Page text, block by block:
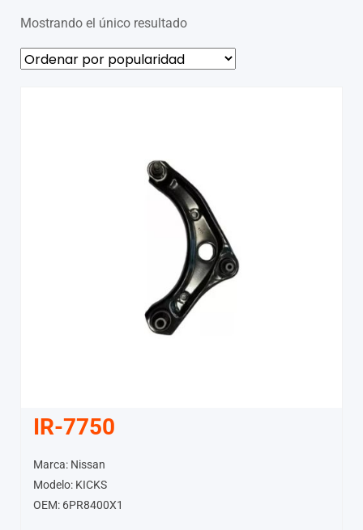
Mostrando el único resultado
IR-7750
Marca: Nissan
Modelo: KICKS
OEM: 6PR8400X1